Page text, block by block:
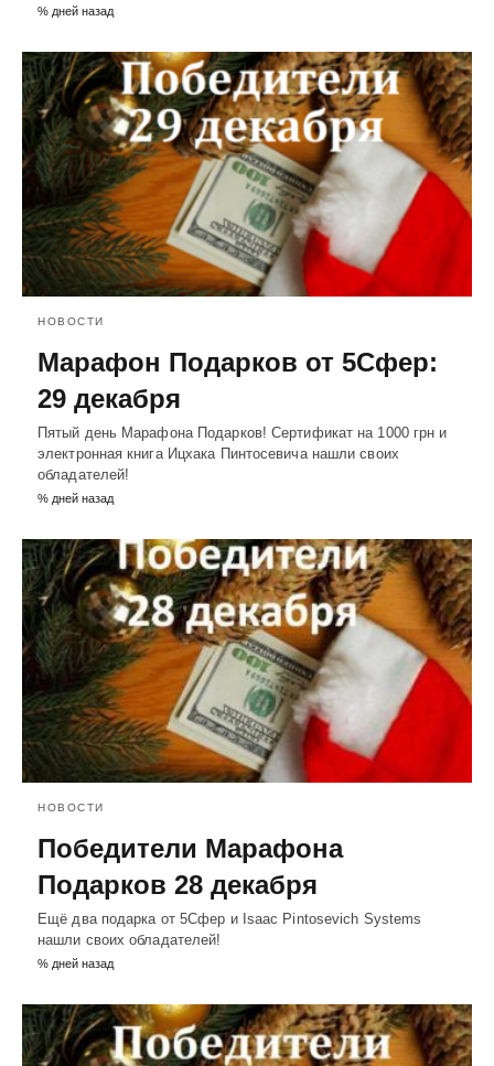
% дней назад
НОВОСТИ
Марафон Подарков от 5Сфер:
29 декабря
Пятый день Марафона Подарков! Сертификат на 1000 грн и
электронная книга Ицхака Пинтосевича нашли своих
обладателей!
% дней назад
НОВОСТИ
Победители Марафона
Подарков 28 декабря
Ещё два подарка от 5Сфер и Isaac Pintosevich Systems
нашли своих обладателей!
% дней назад